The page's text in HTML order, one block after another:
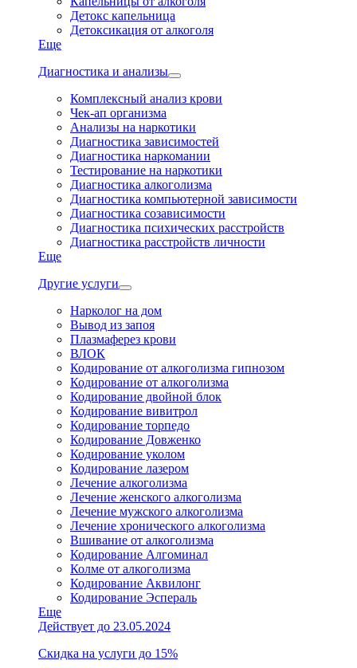
Детокс капельница
Детоксикация от алкоголя
Еще
Диагностика и анализы
Комплексный анализ крови
Чек-ап организма
Анализы на наркотики
Диагностика зависимостей
Диагностика наркомании
Тестирование на наркотики
Диагностика алкоголизма
Диагностика компьютерной зависимости
Диагностика созависимости
Диагностика психических расстройств
Диагностика расстройств личности
Еще
Другие услуги
Нарколог на дом
Вывод из запоя
Плазмаферез крови
ВЛОК
Кодирование от алкоголизма гипнозом
Кодирование от алкоголизма
Кодирование двойной блок
Кодирование вивитрол
Кодирование торпедо
Кодирование Довженко
Кодирование уколом
Кодирование лазером
Лечение алкоголизма
Лечение женского алкоголизма
Лечение мужского алкоголизма
Лечение хронического алкоголизма
Вшивание от алкоголизма
Кодирование Алгоминал
Колме от алкоголизма
Кодирование Аквилонг
Кодирование Эспераль
Еще
Действует до 23.05.2024
Скидка на услуги до 15%